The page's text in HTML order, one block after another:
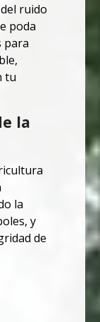
ruido
poda
para
tu
la
la
y
de